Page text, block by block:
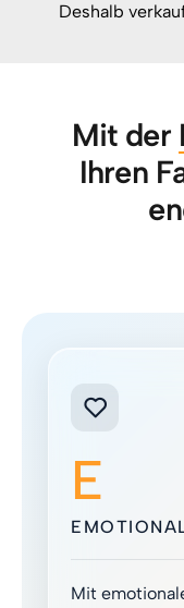
Deshalb
Mit der
Ihren
E
Mit